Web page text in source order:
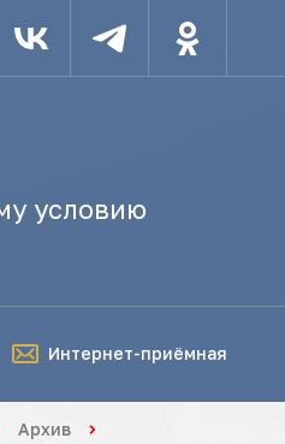
условию
Интернет-приёмная
Архив